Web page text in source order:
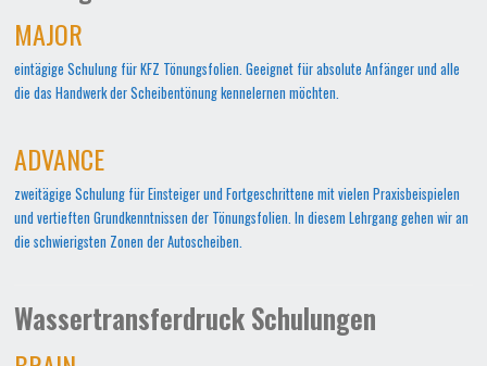
MAJOR
eintägige Schulung für KFZ Tönungsfolien. Geeignet für absolute Anfänger und alle
die das Handwerk der Scheibentönung kennelernen möchten.
ADVANCE
zweitägige Schulung für Einsteiger und Fortgeschrittene mit vielen Praxisbeispielen
und vertieften Grundkenntnissen der Tönungsfolien. In diesem Lehrgang gehen wir an
die schwierigsten Zonen der Autoscheiben.
Wassertransferdruck Schulungen